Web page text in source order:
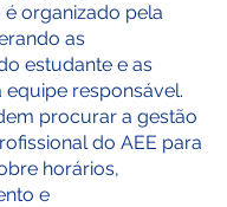
organizado pela
as
estudante e as
responsável.
procurar a gestão
do AEE para
horários,
e